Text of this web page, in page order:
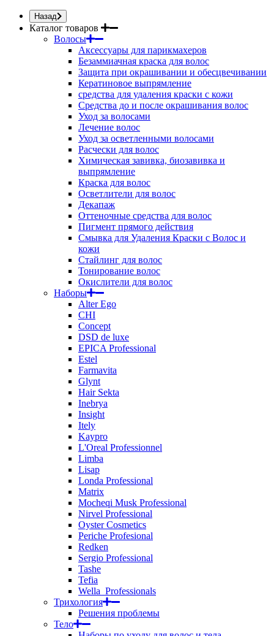
Назад
Каталог товаров
Волосы
Аксессуары для парикмахеров
Безаммиачная краска для волос
Защита при окрашивании и обесцвечивании
Кератиновое выпрямление
средства для удаления краски с кожи
Средства до и после окрашивания волос
Уход за волосами
Лечение волос
Уход за осветленными волосами
Расчески для волос
Химическая завивка, биозавивка и
выпрямление
Краска для волос
Осветлители для волос
Декапаж
Оттеночные средства для волос
Пигмент прямого действия
Смывка для Удаления Краски с Волос и
кожи
Стайлинг для волос
Тонирование волос
Окислители для волос
Наборы
Alter Ego
CHI
Concept
DSD de luxe
EPICA Professional
Estel
Farmavita
Glynt
Hair Sekta
Inebrya
Insight
Itely
Kaypro
L'Oreal Professionnel
Limba
Lisap
Londa Professional
Matrix
Mocheqi Musk Professional
Nirvel Professional
Oyster Cosmetics
Periche Profesional
Redken
Sergio Professional
Tashe
Tefia
Wella_Professionals
Трихология
Решения проблемы
Тело